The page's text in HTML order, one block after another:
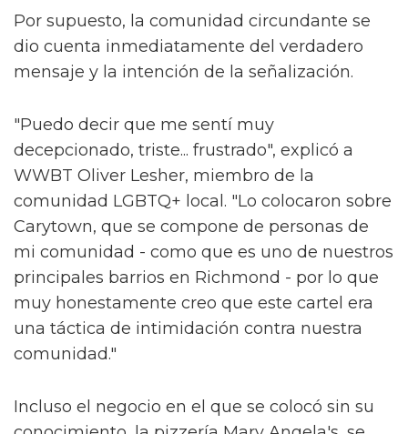
Por supuesto, la comunidad circundante se
dio cuenta inmediatamente del verdadero
mensaje y la intención de la señalización.
"Puedo decir que me sentí muy
decepcionado, triste... frustrado", explicó a
WWBT Oliver Lesher, miembro de la
comunidad LGBTQ+ local. "Lo colocaron sobre
Carytown, que se compone de personas de
mi comunidad - como que es uno de nuestros
principales barrios en Richmond - por lo que
muy honestamente creo que este cartel era
una táctica de intimidación contra nuestra
comunidad."
Incluso el negocio en el que se colocó sin su